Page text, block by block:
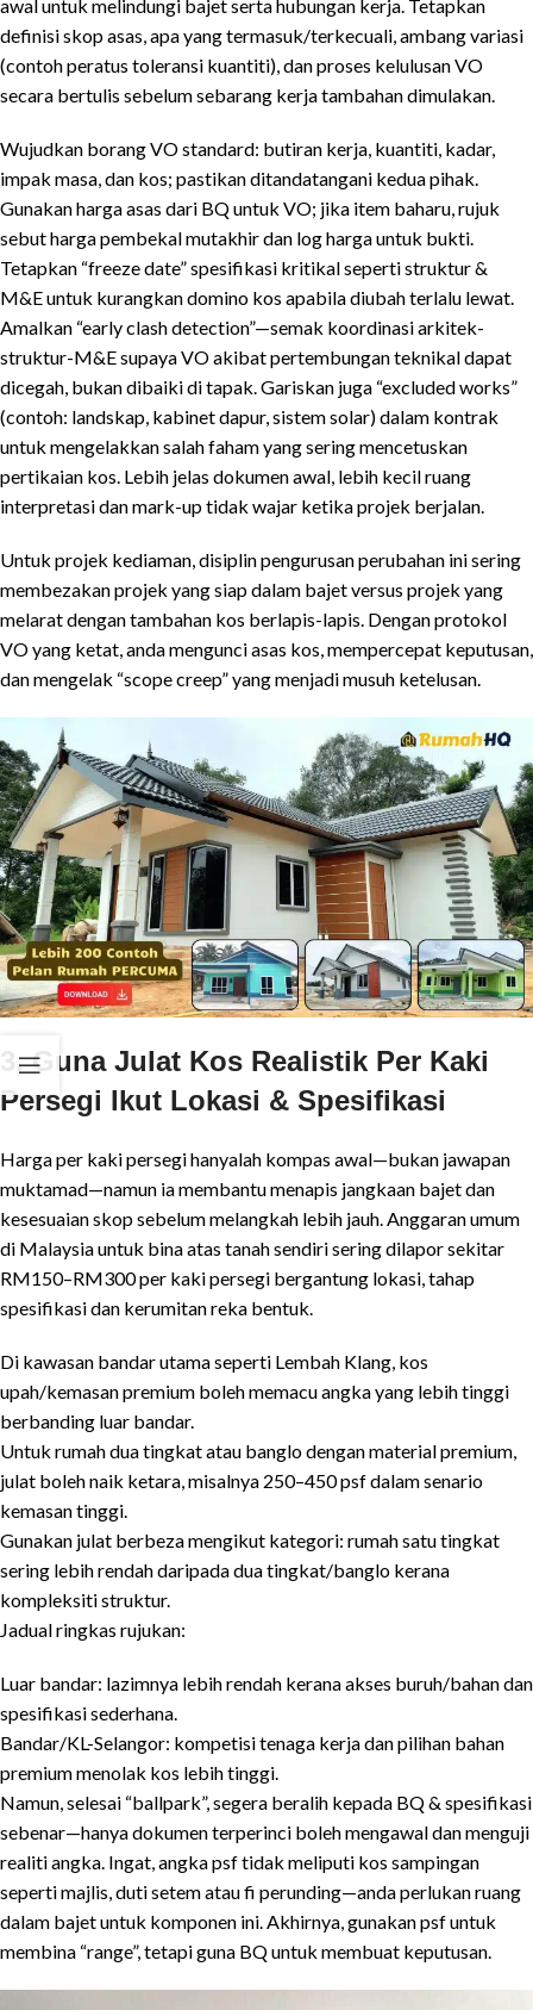
awal untuk melindungi bajet serta hubungan kerja. Tetapkan
definisi skop asas, apa yang termasuk/terkecuali, ambang variasi
(contoh peratus toleransi kuantiti), dan proses kelulusan VO
secara bertulis sebelum sebarang kerja tambahan dimulakan.
Wujudkan borang VO standard: butiran kerja, kuantiti, kadar,
impak masa, dan kos; pastikan ditandatangani kedua pihak.
Gunakan harga asas dari BQ untuk VO; jika item baharu, rujuk
sebut harga pembekal mutakhir dan log harga untuk bukti.
Tetapkan “freeze date” spesifikasi kritikal seperti struktur &
M&E untuk kurangkan domino kos apabila diubah terlalu lewat.
Amalkan “early clash detection”—semak koordinasi arkitek-
struktur-M&E supaya VO akibat pertembungan teknikal dapat
dicegah, bukan dibaiki di tapak. Gariskan juga “excluded works”
(contoh: landskap, kabinet dapur, sistem solar) dalam kontrak
untuk mengelakkan salah faham yang sering mencetuskan
pertikaian kos. Lebih jelas dokumen awal, lebih kecil ruang
interpretasi dan mark-up tidak wajar ketika projek berjalan.
Untuk projek kediaman, disiplin pengurusan perubahan ini sering
membezakan projek yang siap dalam bajet versus projek yang
melarat dengan tambahan kos berlapis-lapis. Dengan protokol
VO yang ketat, anda mengunci asas kos, mempercepat keputusan,
dan mengelak “scope creep” yang menjadi musuh ketelusan.
3. Guna Julat Kos Realistik Per Kaki
Persegi Ikut Lokasi & Spesifikasi
Harga per kaki persegi hanyalah kompas awal—bukan jawapan
muktamad—namun ia membantu menapis jangkaan bajet dan
kesesuaian skop sebelum melangkah lebih jauh. Anggaran umum
di Malaysia untuk bina atas tanah sendiri sering dilapor sekitar
RM150–RM300 per kaki persegi bergantung lokasi, tahap
spesifikasi dan kerumitan reka bentuk.
Di kawasan bandar utama seperti Lembah Klang, kos
upah/kemasan premium boleh memacu angka yang lebih tinggi
berbanding luar bandar.
Untuk rumah dua tingkat atau banglo dengan material premium,
julat boleh naik ketara, misalnya 250–450 psf dalam senario
kemasan tinggi.
Gunakan julat berbeza mengikut kategori: rumah satu tingkat
sering lebih rendah daripada dua tingkat/banglo kerana
kompleksiti struktur.
Jadual ringkas rujukan:
Luar bandar: lazimnya lebih rendah kerana akses buruh/bahan dan
spesifikasi sederhana.
Bandar/KL-Selangor: kompetisi tenaga kerja dan pilihan bahan
premium menolak kos lebih tinggi.
Namun, selesai “ballpark”, segera beralih kepada BQ & spesifikasi
sebenar—hanya dokumen terperinci boleh mengawal dan menguji
realiti angka. Ingat, angka psf tidak meliputi kos sampingan
seperti majlis, duti setem atau fi perunding—anda perlukan ruang
dalam bajet untuk komponen ini. Akhirnya, gunakan psf untuk
membina “range”, tetapi guna BQ untuk membuat keputusan.